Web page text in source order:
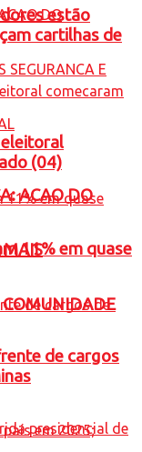
ACAO DO
COMUNIDADE
estão
cartilhas de
(04)
11% em quase
de cargos